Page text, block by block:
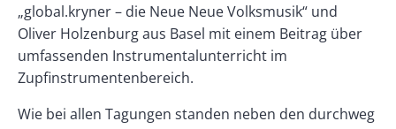
„global.kryner – die Neue Neue Volksmusik“ und
Oliver Holzenburg aus Basel mit einem Beitrag über
umfassenden Instrumentalunterricht im
Zupfinstrumentenbereich.
Wie bei allen Tagungen standen neben den durchweg